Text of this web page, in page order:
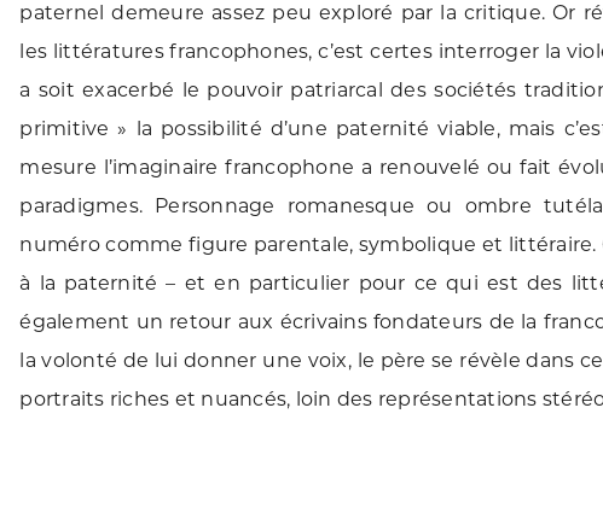
paternel demeure assez peu exploré par la critique. Or
les littératures francophones, c’est certes interroger la
a soit exacerbé le pouvoir patriarcal des sociétés
primitive » la possibilité d’une paternité viable, mais
mesure l’imaginaire francophone a renouvelé ou fait
paradigmes. Personnage romanesque ou ombre
numéro comme figure parentale, symbolique et littéraire.
à la paternité – et en particulier pour ce qui est des
également un retour aux écrivains fondateurs de la
la volonté de lui donner une voix, le père se révèle dans
portraits riches et nuancés, loin des représentations